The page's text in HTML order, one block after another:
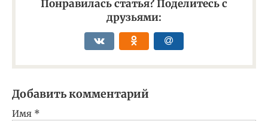
Понравилась статья? Поделитесь с
друзьями:
Добавить комментарий
Имя *